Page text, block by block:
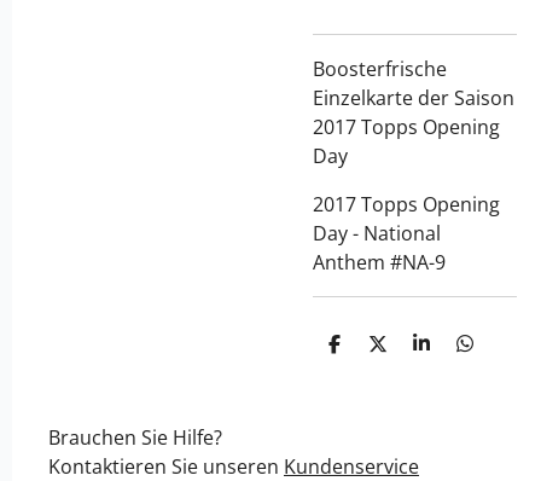
Boosterfrische
Einzelkarte der Saison
2017 Topps Opening
Day
2017 Topps Opening
Day - National
Anthem #NA-9
T
T
T
T
Brauchen Sie Hilfe?
Kontaktieren Sie unseren Kundenservice